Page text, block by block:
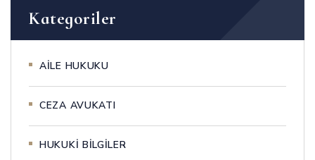
Kategoriler
AİLE HUKUKU
CEZA AVUKATI
HUKUKİ BİLGİLER